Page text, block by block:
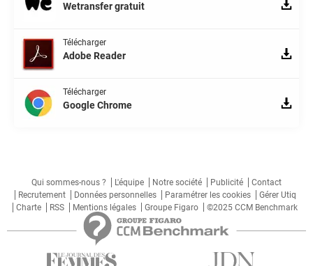
Wetransfer gratuit
Télécharger
Adobe Reader
Télécharger
Google Chrome
Qui sommes-nous ? L'équipe Notre société Publicité
Contact
Recrutement
Données personnelles Paramétrer les cookies
Gérer Utiq
Charte
RSS Mentions légales Groupe Figaro ©2025 CCM Benchmark